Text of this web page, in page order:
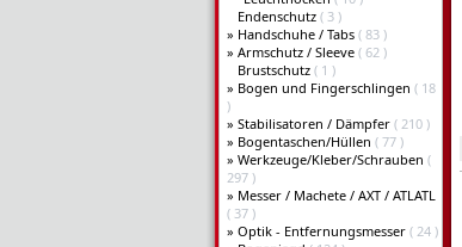
Endenschutz ( 3 )
» Handschuhe / Tabs ( 83 )
» Armschutz / Sleeve ( 62 )
Brustschutz ( 1 )
» Bogen und Fingerschlingen ( 18
)
» Stabilisatoren / Dämpfer ( 210 )
» Bogentaschen/Hüllen ( 77 )
» Werkzeuge/Kleber/Schrauben (
297 )
» Messer / Machete / AXT / ATLATL
( 37 )
» Optik - Entfernungsmesser ( 24 )